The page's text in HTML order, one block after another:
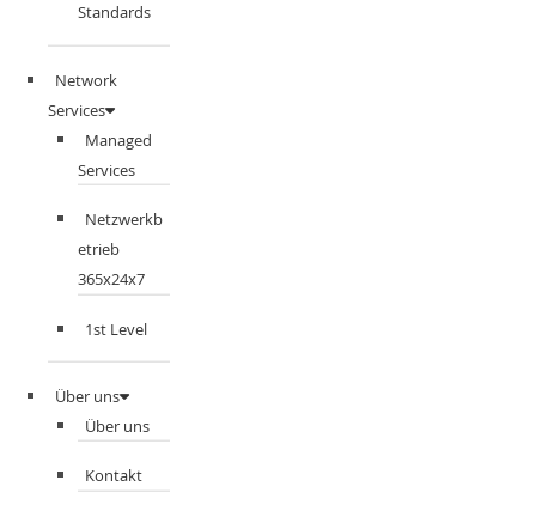
Standards
Network
Services
Managed
Services
Netzwerkb
etrieb
365x24x7
1st Level
Über uns
Über uns
Kontakt